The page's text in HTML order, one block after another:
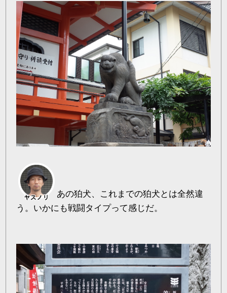
あの狛犬、これまでの狛犬とは全然違
う。いかにも戦闘タイプって感じだ。